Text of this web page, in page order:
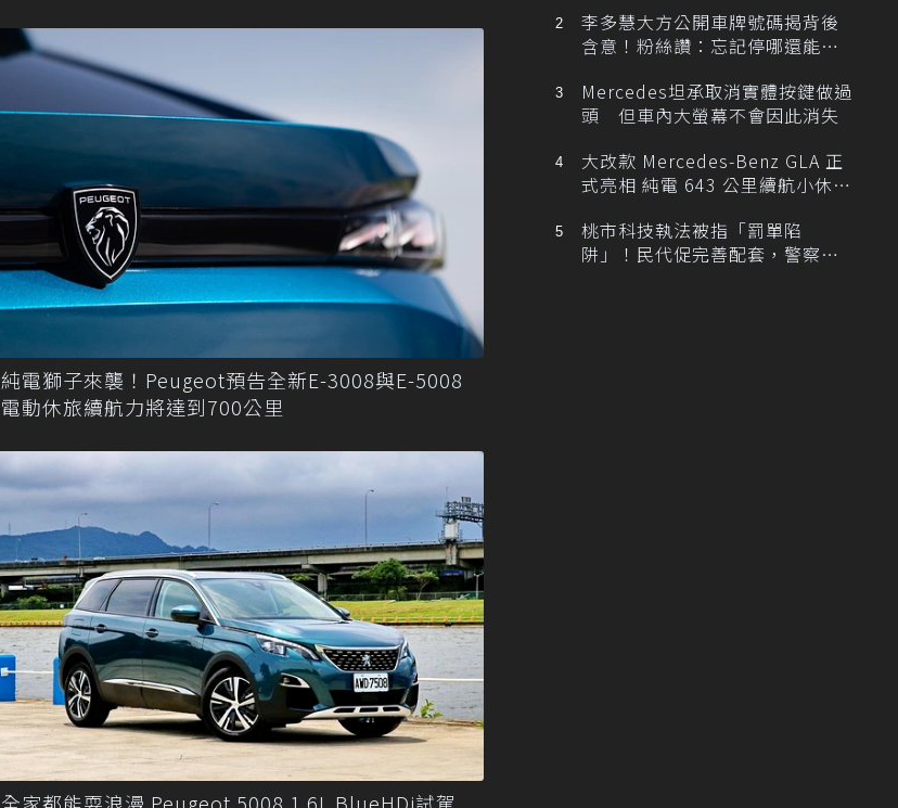
純電獅子來襲！Peugeot預告全新E-3008與E-5008
電動休旅續航力將達到700公里
全家都能耍浪漫 Peugeot 5008 1.6L BlueHDi試駕
李多慧大方公開車牌號碼揭背後
含意！粉絲讚：忘記停哪還能幫
Mercedes坦承取消實體按鍵做過
頭 但車內大螢幕不會因此消失
大改款 Mercedes-Benz GLA 正
式亮相 純電 643 公里續航小休
桃市科技執法被指「罰單陷
阱」！民代促完善配套，警察局